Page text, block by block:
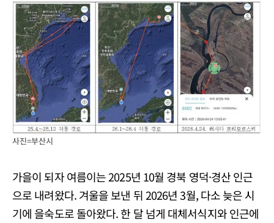
사진=부산시
가을이 되자 여름이는 2025년 10월 경북 영덕·경산 인근
으로 내려왔다. 겨울을 보낸 뒤 2026년 3월, 다소 늦은 시
기에 을숙도로 돌아왔다. 한 달 넘게 대체서식지와 인근에